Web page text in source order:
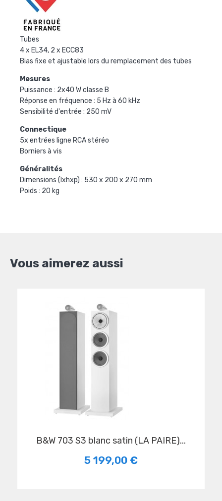
Tubes
4 x EL34, 2 x ECC83
Bias fixe et ajustable lors du remplacement des tubes
Mesures
Puissance : 2x40 W classe B
Réponse en fréquence : 5 Hz à 60 kHz
Sensibilité d'entrée : 250 mV
Connectique
5x entrées ligne RCA stéréo
Borniers à vis
Généralités
Dimensions (lxhxp) : 530 x 200 x 270 mm
Poids : 20 kg
Vous aimerez aussi
B&W 703 S3 blanc satin (LA PAIRE)...
5 199,00 €